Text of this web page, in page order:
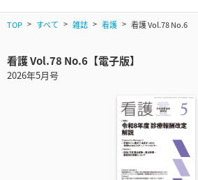
TOP すべて 雑誌 看護 看護 Vol.78 No.6
看護 Vol.78 No.6【電子版】
2026年5月号